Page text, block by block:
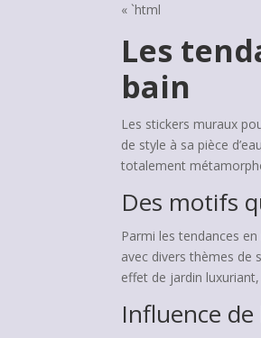
« `html
Les
bain
Les stickers muraux
de style à sa pièce
totalement
Des motifs
Parmi les tendances
avec divers thèmes de
effet de jardin
Influence